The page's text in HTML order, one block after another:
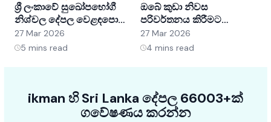
ශ්‍රී ලංකාවේ සුඛෝපභෝගී
නිශ්චල දේපල වෙළඳපොළ
අවබෝධ කර ගැනීම:
අවස්ථා සහ ප්‍රවණතා
27 Mar 2026
5 mins read
ඔබේ කුඩා නිවස
පරිවර්තනය කිරීමට
අභ්‍යන්තර සැලසුම් හක්ක
5ක්
27 Mar 2026
4 mins read
ikman හි Sri Lanka දේපල 66003+ක්
ගවේෂණය කරන්න